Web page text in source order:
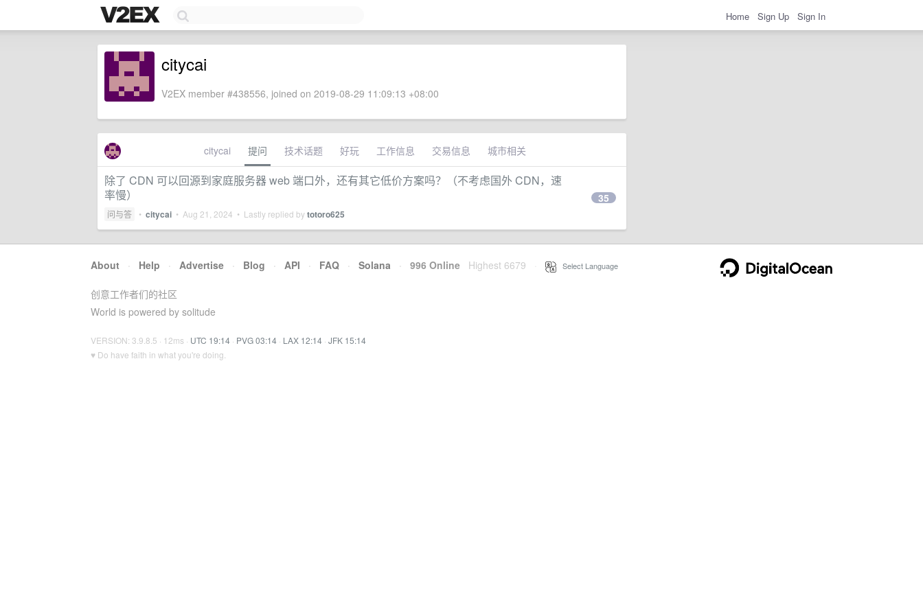
Home Sign Up Sign In
citycai
V2EX member #438556, joined on 2019-08-29 11:09:13 +08:00
citycai 提问 技术话题 好玩 工作信息 交易信息 城市相关
除了 CDN 可以回源到家庭服务器 web 端口外，还有其它低价方案吗？（不考虑国外 CDN，速
率慢）
问与答 • citycai • Aug 21, 2024 • Lastly replied bytotoro625
35
About · Help · Advertise · Blog · API · FAQ · Solana · 996 Online Highest 6679 Select Language
创意工作者们的社区
World is powered by solitude
VERSION: 3.9.8.5 · 12ms · UTC 19:14 · PVG 03:14 · LAX 12:14 · JFK 15:14
♥ Do have faith in what you're doing.